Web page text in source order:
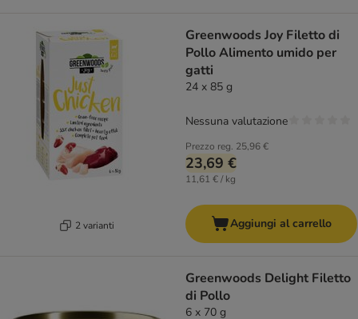
2 varianti
Greenwoods Joy Filetto di
Pollo Alimento umido per
gatti
24 x 85 g
Prezzo reg. 25,96 €
23,69 €
11,61 € / kg
Nessuna valutazione
Aggiungi al carrello
Greenwoods Delight Filetto
di Pollo
6 x 70 g